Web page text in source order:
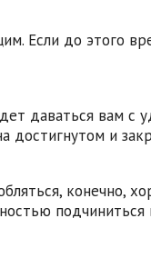
Если до этого
даваться вам с
и
конечно,